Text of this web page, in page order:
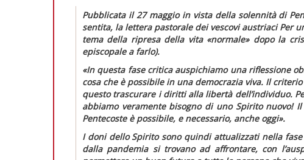
Pubblicata il 27 maggio in vista della solennità di
sentita, la lettera pastorale dei vescovi austriaciPer
tema della ripresa della vita «normale» dopo la
episcopale a farlo).
«In questa fase critica auspichiamo una riflessione
cosa che è possibile in una democrazia viva. Il
questo trascurare i diritti alla libertà dell’individuo.
abbiamo veramente bisogno di uno Spirito nuovo!
Pentecoste è possibile, e necessario, anche oggi».
I doni dello Spirito sono quindi attualizzati nella
dalla pandemia si trovano ad affrontare, con